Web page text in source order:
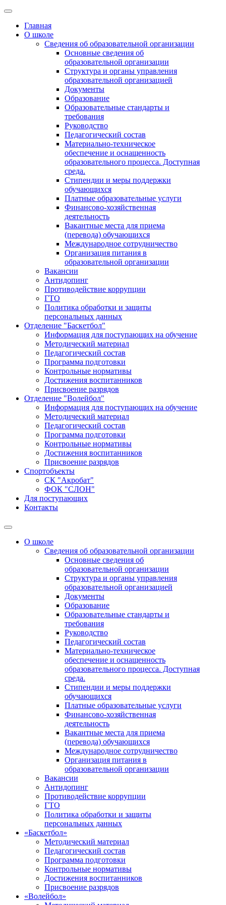
Главная
О школе
Сведения об образовательной организации
Основные сведения об
образовательной организации
Структура и органы управления
образовательной организацией
Документы
Образование
Образовательные стандарты и
требования
Руководство
Педагогический состав
Материально-техническое
обеспечение и оснащенность
образовательного процесса. Доступная
среда.
Стипендии и меры поддержки
обучающихся
Платные образовательные услуги
Финансово-хозяйственная
деятельность
Вакантные места для приема
(перевода) обучающихся
Международное сотрудничество
Организация питания в
образовательной организации
Вакансии
Антидопинг
Противодействие коррупции
ГТО
Политика обработки и защиты
персональных данных
Отделение "Баскетбол"
Информация для поступающих на обучение
Методический материал
Педагогический состав
Программа подготовки
Контрольные нормативы
Достижения воспитанников
Присвоение разрядов
Отделение "Волейбол"
Информация для поступающих на обучение
Методический материал
Педагогический состав
Программа подготовки
Контрольные нормативы
Достижения воспитанников
Присвоение разрядов
Спортобъекты
СК "Акробат"
ФОК "СЛОН"
Для поступающих
Контакты
О школе
Сведения об образовательной организации
Основные сведения об
образовательной организации
Структура и органы управления
образовательной организацией
Документы
Образование
Образовательные стандарты и
требования
Руководство
Педагогический состав
Материально-техническое
обеспечение и оснащенность
образовательного процесса. Доступная
среда.
Стипендии и меры поддержки
обучающихся
Платные образовательные услуги
Финансово-хозяйственная
деятельность
Вакантные места для приема
(перевода) обучающихся
Международное сотрудничество
Организация питания в
образовательной организации
Вакансии
Антидопинг
Противодействие коррупции
ГТО
Политика обработки и защиты
персональных данных
«Баскетбол»
Методический материал
Педагогический состав
Программа подготовки
Контрольные нормативы
Достижения воспитанников
Присвоение разрядов
«Волейбол»